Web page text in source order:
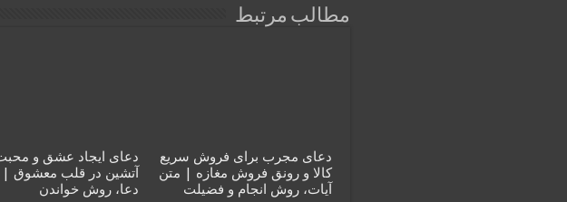
مطالب مرتبط
دعای مجرب برای فروش سریع
کالا و رونق فروش مغازه | متن
آیات، روش انجام و فضیلت
دعای ایجاد عشق و
آتشین در قلب معشوق |
دعا، روش خواندن